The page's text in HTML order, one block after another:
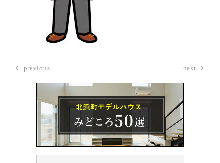
previous next